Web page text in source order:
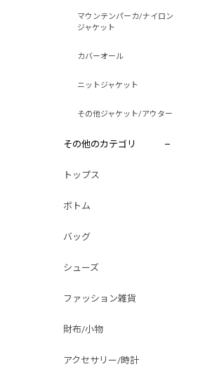
マウンテンパーカ/ナイロン
ジャケット
カバーオール
ニットジャケット
その他ジャケット/アウター
その他のカテゴリ
トップス
ボトム
バッグ
シューズ
ファッション雑貨
財布/小物
アクセサリー/時計
別注限定 10oz 裏パイル プリントプルオーバーパ